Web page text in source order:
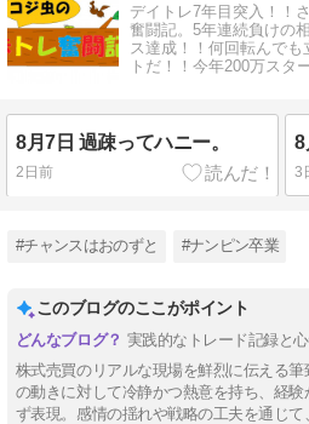
デイトレ7年目突入！！
奮闘記。5年連続負けの
ス達成！！何回転んで
トだ！！今年200万ス
8月7日 過疎ってハニー。
2日前
8
3
#チャンスはおのずと #ナンピン卒業
このブログのここがポイント
実践的なトレード記録と
株式売買のリアルな現場を鮮烈に伝える
の動きに対して冷静かつ熱意を持ち、経
ず表現。感情の揺れや戦略の工夫を通じ